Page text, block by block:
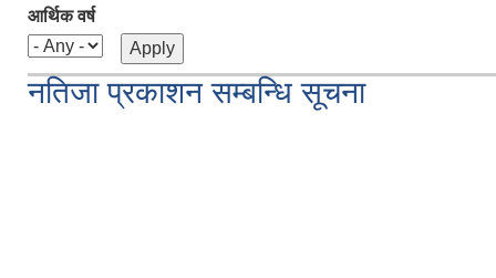
आर्थिक वर्ष
नतिजा प्रकाशन सम्बन्धि सूचना